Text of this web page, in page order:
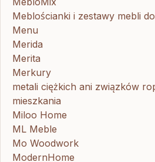
Meblościanki i zestawy mebli
Menu
Merida
Merita
Merkury
metali ciężkich ani związków
mieszkania
Miloo Home
ML Meble
Mo Woodwork
ModernHome